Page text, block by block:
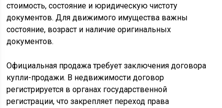
стоимость, состояние и юридическую чистоту
документов. Для движимого имущества важны
состояние, возраст и наличие оригинальных
документов.
Официальная продажа требует заключения договора
купли-продажи. В недвижимости договор
регистрируется в органах государственной
регистрации, что закрепляет переход права